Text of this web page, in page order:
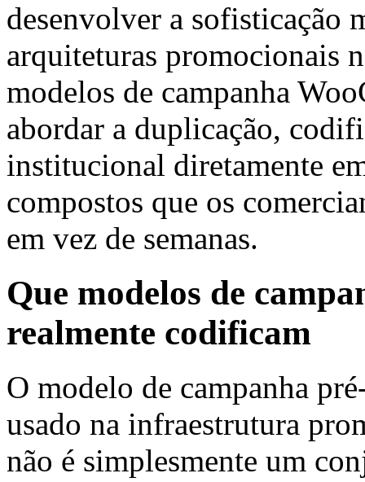
desenvolver a sofisticação
arquiteturas promocionais
modelos de campanha
abordar a duplicação,
institucional diretamente
compostos que os
em vez de semanas.
Que modelos de
realmente codificam
O modelo de campanha
usado na infraestrutura
não é simplesmente um